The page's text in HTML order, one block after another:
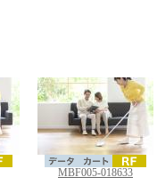
MBF005-018633